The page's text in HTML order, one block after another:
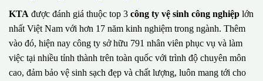
KTA được đánh giá thuộc top 3 công ty vệ sinh công nghiệp lớn
nhất Việt Nam với hơn 17 năm kinh nghiệm trong ngành. Thêm
vào đó, hiện nay công ty sở hữu 791 nhân viên phục vụ và làm
việc tại nhiều tỉnh thành trên toàn quốc với trình độ chuyên môn
cao, đảm bảo vệ sinh sạch đẹp và chất lượng, luôn mang tới cho